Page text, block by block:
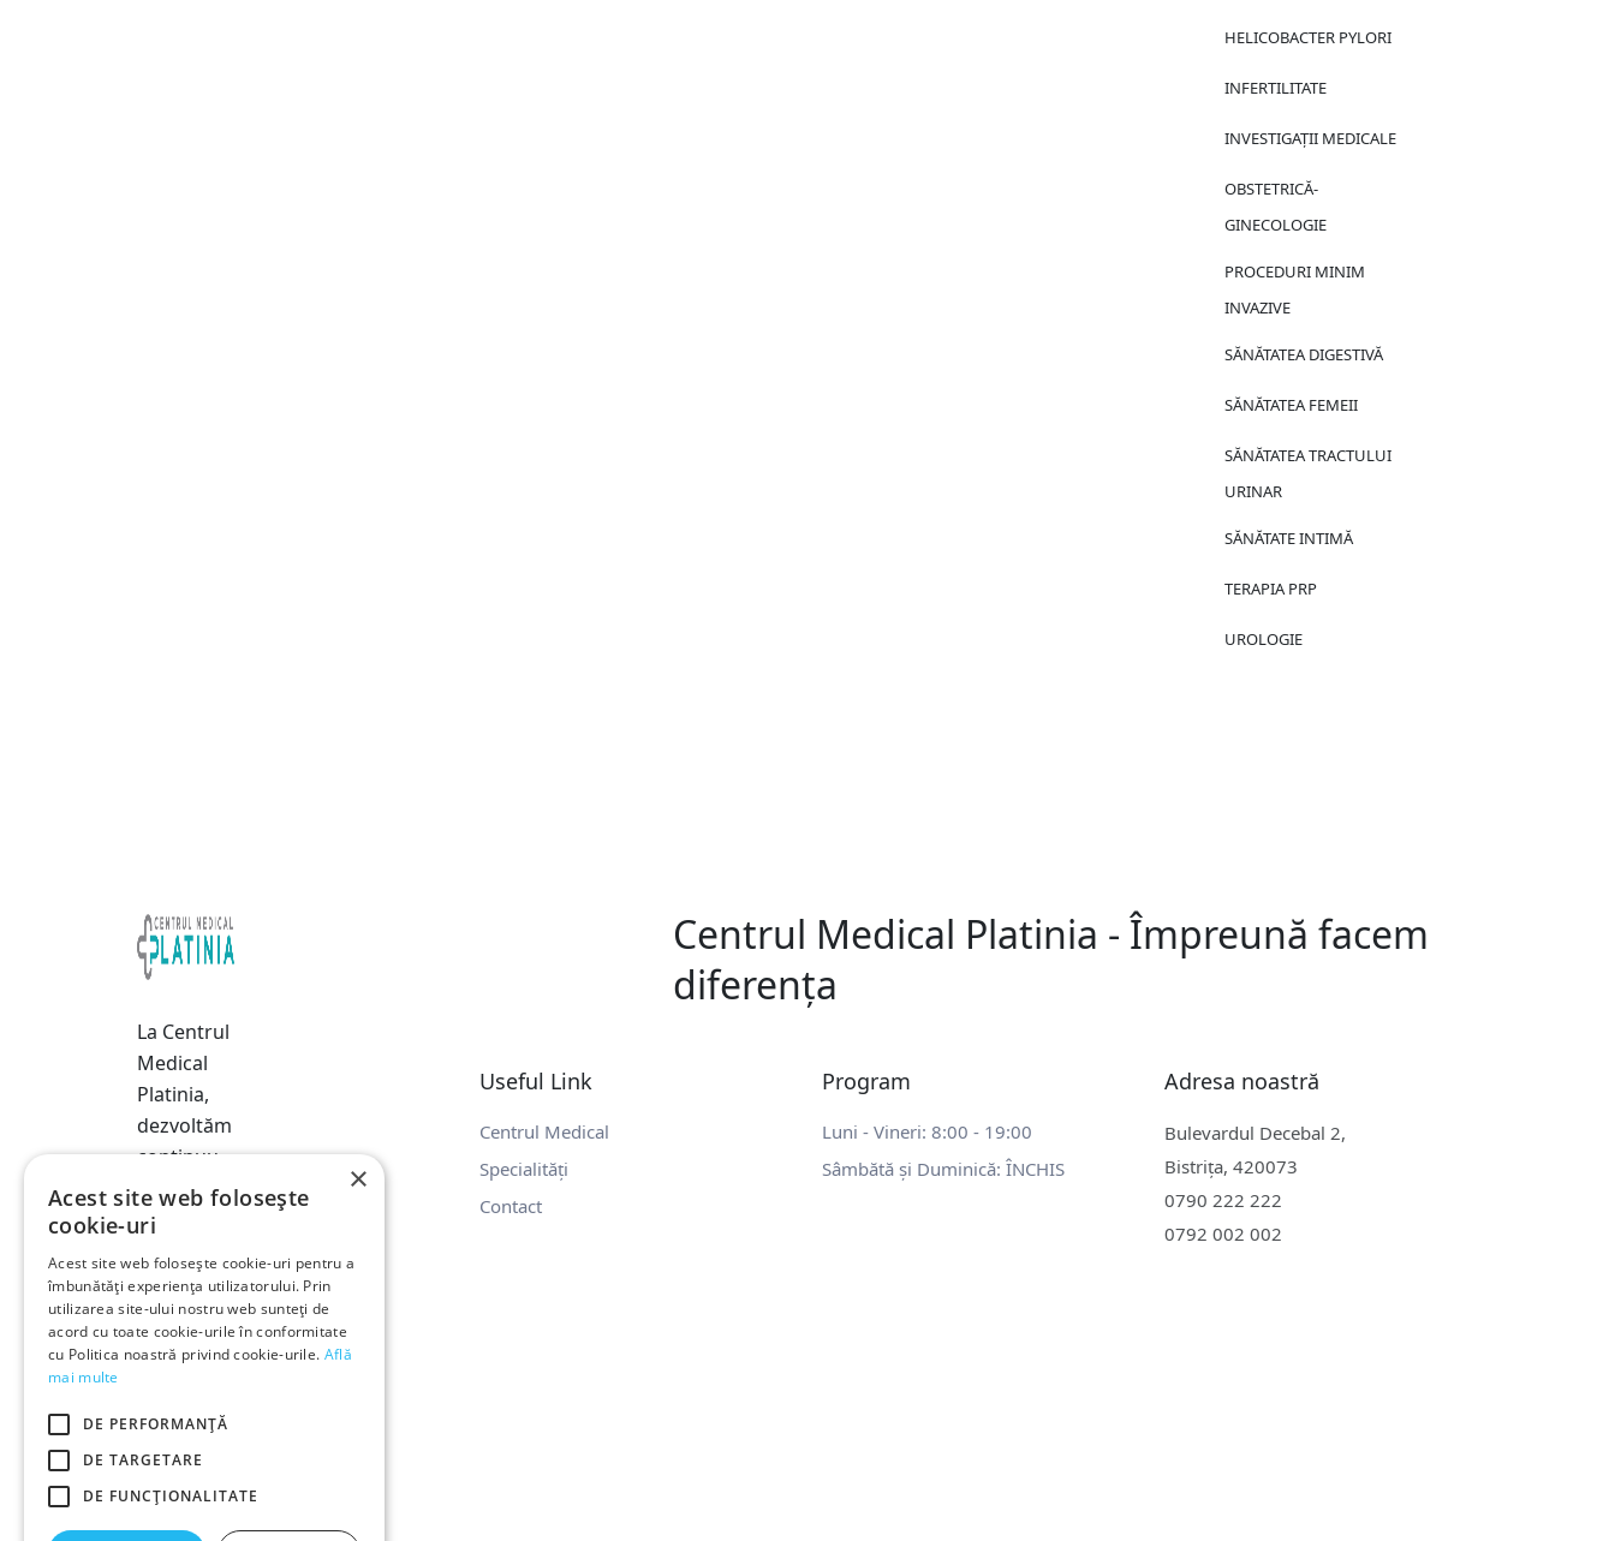
HELICOBACTER PYLORI
INFERTILITATE
INVESTIGAȚII MEDICALE
OBSTETRICĂ-
GINECOLOGIE
PROCEDURI MINIM
INVAZIVE
SĂNĂTATEA DIGESTIVĂ
SĂNĂTATEA FEMEII
SĂNĂTATEA TRACTULUI
URINAR
SĂNĂTATE INTIMĂ
TERAPIA PRP
UROLOGIE
Centrul Medical Platinia - Împreună facem
diferența
La Centrul
Medical
Platinia,
dezvoltăm
continuu
servicii
medicale
pentru a
asigura
cea mai
Useful Link
Centrul Medical
Specialități
Contact
Program
Luni - Vineri: 8:00 - 19:00
Sâmbătă și Duminică: ÎNCHIS
Adresa noastră
Bulevardul Decebal 2,
Bistrița, 420073
0790 222 222
0792 002 002
×
Acest site web folosește
cookie-uri
Acest site web folosește cookie-uri pentru a
îmbunătăți experiența utilizatorului. Prin
utilizarea site-ului nostru web sunteți de
acord cu toate cookie-urile în conformitate
cu Politica noastră privind cookie-urile. Află
mai multe
DE PERFORMANȚĂ
DE TARGETARE
DE FUNCŢIONALITATE